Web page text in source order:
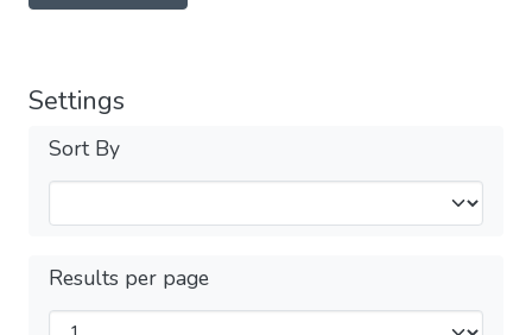
Settings
Sort By
Results per page